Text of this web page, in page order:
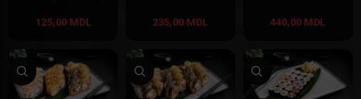
125,00 MDL 235,00 MDL 440,00 MDL